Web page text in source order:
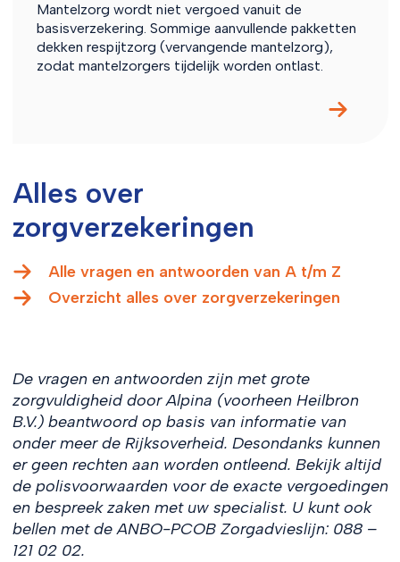
Mantelzorg wordt niet vergoed vanuit de
basisverzekering. Sommige aanvullende pakketten
dekken respijtzorg (vervangende mantelzorg),
zodat mantelzorgers tijdelijk worden ontlast.
Alles over
zorgverzekeringen
Alle vragen en antwoorden van A t/m Z
Overzicht alles over zorgverzekeringen
De vragen en antwoorden zijn met grote
zorgvuldigheid door Alpina (voorheen Heilbron
B.V.) beantwoord op basis van informatie van
onder meer de Rijksoverheid. Desondanks kunnen
er geen rechten aan worden ontleend. Bekijk altijd
de polisvoorwaarden voor de exacte vergoedingen
en bespreek zaken met uw specialist. U kunt ook
bellen met de ANBO-PCOB Zorgadvieslijn: 088 –
121 02 02.